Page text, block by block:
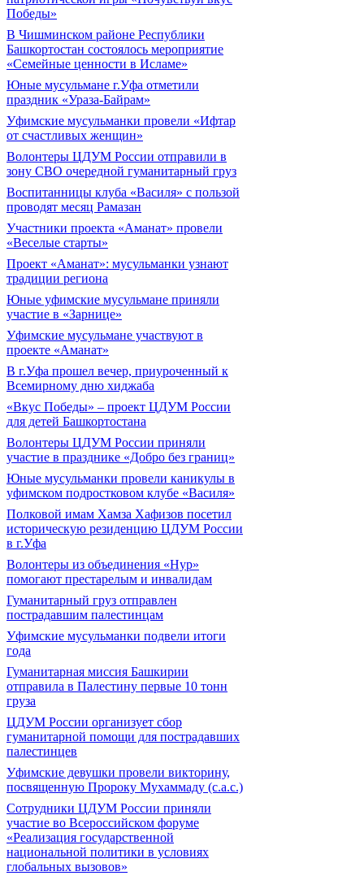
Победы»
В Чишминском районе Республики
Башкортостан состоялось мероприятие
«Семейные ценности в Исламе»
Юные мусульмане г.Уфа отметили
праздник «Ураза-Байрам»
Уфимские мусульманки провели «Ифтар
от счастливых женщин»
Волонтеры ЦДУМ России отправили в
зону СВО очередной гуманитарный груз
Воспитанницы клуба «Василя» с пользой
проводят месяц Рамазан
Участники проекта «Аманат» провели
«Веселые старты»
Проект «Аманат»: мусульманки узнают
традиции региона
Юные уфимские мусульмане приняли
участие в «Зарнице»
Уфимские мусульмане участвуют в
проекте «Аманат»
В г.Уфа прошел вечер, приуроченный к
Всемирному дню хиджаба
«Вкус Победы» – проект ЦДУМ России
для детей Башкортостана
Волонтеры ЦДУМ России приняли
участие в празднике «Добро без границ»
Юные мусульманки провели каникулы в
уфимском подростковом клубе «Василя»
Полковой имам Хамза Хафизов посетил
историческую резиденцию ЦДУМ России
в г.Уфа
Волонтеры из объединения «Нур»
помогают престарелым и инвалидам
Гуманитарный груз отправлен
пострадавшим палестинцам
Уфимские мусульманки подвели итоги
года
Гуманитарная миссия Башкирии
отправила в Палестину первые 10 тонн
груза
ЦДУМ России организует сбор
гуманитарной помощи для пострадавших
палестинцев
Уфимские девушки провели викторину,
посвященную Пророку Мухаммаду (с.а.с.)
Сотрудники ЦДУМ России приняли
участие во Всероссийском форуме
«Реализация государственной
национальной политики в условиях
глобальных вызовов»